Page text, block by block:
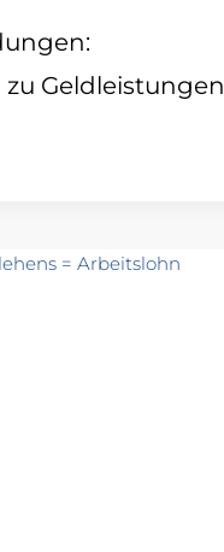
Geldleistungen